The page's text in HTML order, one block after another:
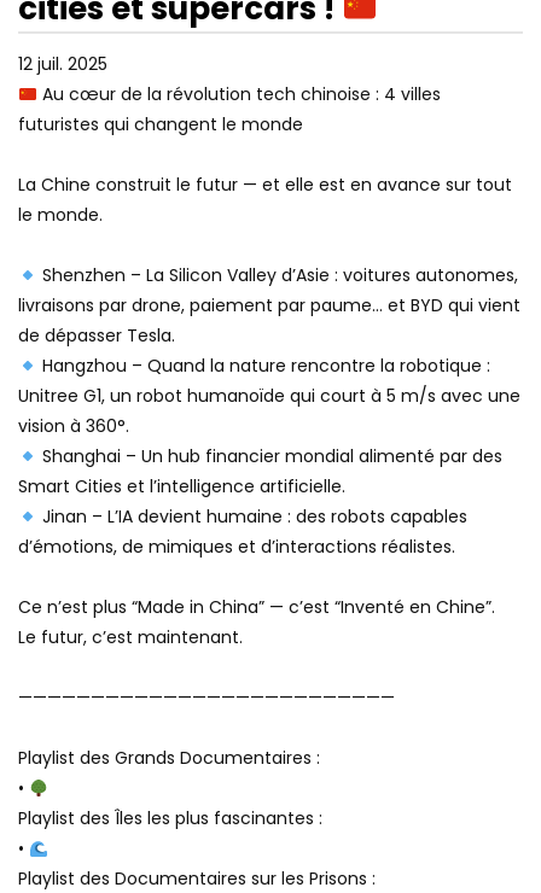
JANCOVICI – FIGURES
ACCÉLÈRE
OLIVIER HAMANT
12 juil. 2025
Au cœur de la révolution tech chinoise : 4 villes
futuristes qui changent le monde
La Chine construit le futur — et elle est en avance sur tout
le monde.
Shenzhen – La Silicon Valley d’Asie : voitures autonomes,
livraisons par drone, paiement par paume… et BYD qui vient
de dépasser Tesla.
Hangzhou – Quand la nature rencontre la robotique :
Unitree G1, un robot humanoïde qui court à 5 m/s avec une
vision à 360°.
Shanghai – Un hub financier mondial alimenté par des
Smart Cities et l’intelligence artificielle.
Jinan – L’IA devient humaine : des robots capables
d’émotions, de mimiques et d’interactions réalistes.
Ce n’est plus “Made in China” — c’est “Inventé en Chine”.
Le futur, c’est maintenant.
——————————————————————————
Playlist des Grands Documentaires :
•
Playlist des Îles les plus fascinantes :
•
Playlist des Documentaires sur les Prisons :